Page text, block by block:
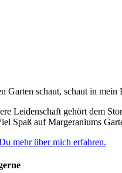
Garten schaut, schaut in mein
Leidenschaft gehört dem
Spaß auf Margeraniums
mehr über mich erfahren.